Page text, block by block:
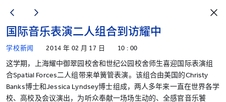
国际音乐表演二人组合到访耀中
学校新闻 2014 年 02 月 17 日 10 : 00
这学期，上海耀中御翠园校舍和世纪公园校舍师生喜迎国际表演组
合Spatial Forces二人组带来单簧管表演。该组合由美国的Christy
Banks博士和Jessica Lyndsey博士组成，两人多年来一直在世界各学
校、高校及会议演出，为听众奉献一场场生动的、全感官音乐饕